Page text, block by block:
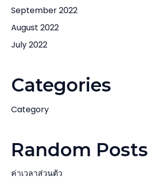
September 2022
August 2022
July 2022
Categories
Category
Random Posts
ค่าเวลาส่วนตัว